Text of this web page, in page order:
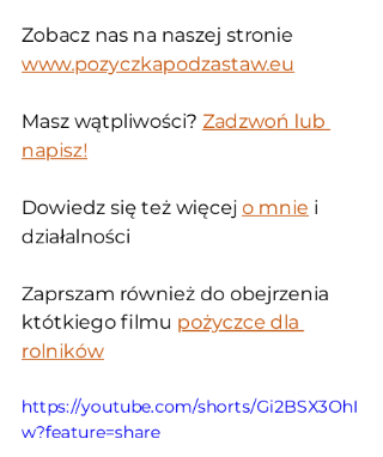
Zobacz nas na naszej stronie
www.pozyczkapodzastaw.eu
Masz wątpliwości? Zadzwoń lub
napisz!
Dowiedz się też więcej o mnie i
działalności
Zaprszam również do obejrzenia
któtkiego filmu pożyczce dla
rolników
https://youtube.com/shorts/Gi2BSX3OhI
w?feature=share